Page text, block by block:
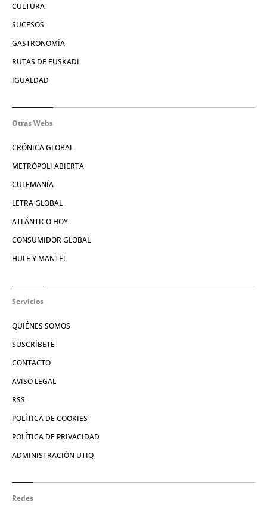
CULTURA
SUCESOS
GASTRONOMÍA
RUTAS DE EUSKADI
IGUALDAD
Otras Webs
CRÓNICA GLOBAL
METRÓPOLI ABIERTA
CULEMANÍA
LETRA GLOBAL
ATLÁNTICO HOY
CONSUMIDOR GLOBAL
HULE Y MANTEL
Servicios
QUIÉNES SOMOS
SUSCRÍBETE
CONTACTO
AVISO LEGAL
RSS
POLÍTICA DE COOKIES
POLÍTICA DE PRIVACIDAD
ADMINISTRACIÓN UTIQ
Redes